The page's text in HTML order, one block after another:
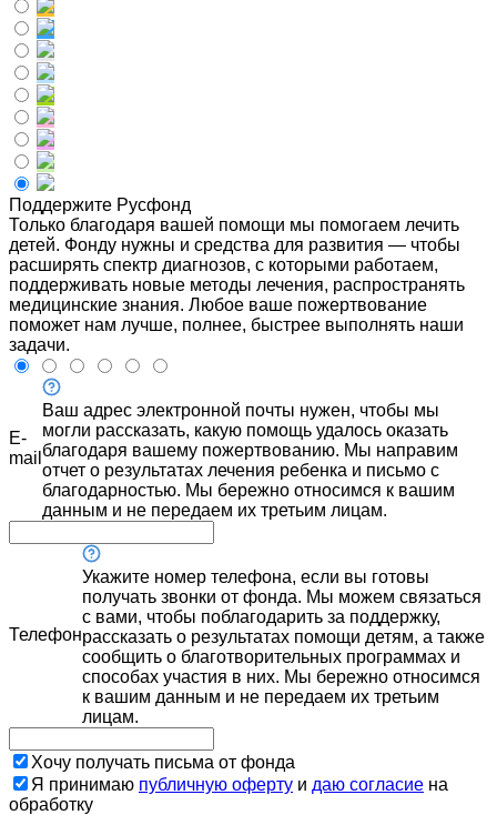
Поддержите Русфонд
Только благодаря вашей помощи мы помогаем лечить
детей. Фонду нужны и средства для развития — чтобы
расширять спектр диагнозов, с которыми работаем,
поддерживать новые методы лечения, распространять
медицинские знания. Любое ваше пожертвование
поможет нам лучше, полнее, быстрее выполнять наши
задачи.
E-
mail
Ваш адрес электронной почты нужен, чтобы мы
могли рассказать, какую помощь удалось оказать
благодаря вашему пожертвованию. Мы направим
отчет о результатах лечения ребенка и письмо с
благодарностью. Мы бережно относимся к вашим
данным и не передаем их третьим лицам.
Телефон
Укажите номер телефона, если вы готовы
получать звонки от фонда. Мы можем связаться
с вами, чтобы поблагодарить за поддержку,
рассказать о результатах помощи детям, а также
сообщить о благотворительных программах и
способах участия в них. Мы бережно относимся
к вашим данным и не передаем их третьим
лицам.
Хочу получать письма от фонда
Я принимаю публичную оферту и даю согласие на
обработку